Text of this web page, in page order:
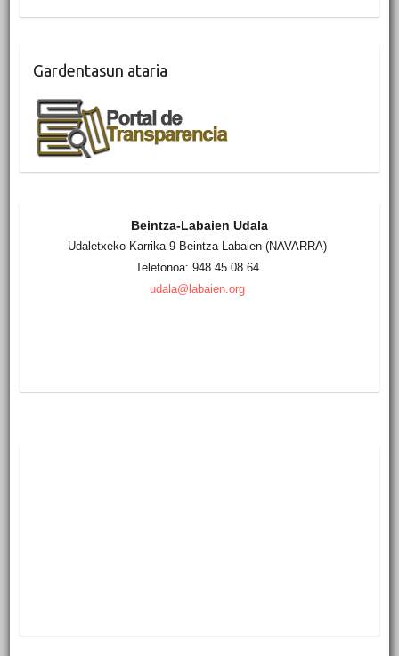
Gardentasun ataria
Beintza-Labaien Udala
Udaletxeko Karrika 9 Beintza-Labaien (NAVARRA)
Telefonoa: 948 45 08 64
udala@labaien.org